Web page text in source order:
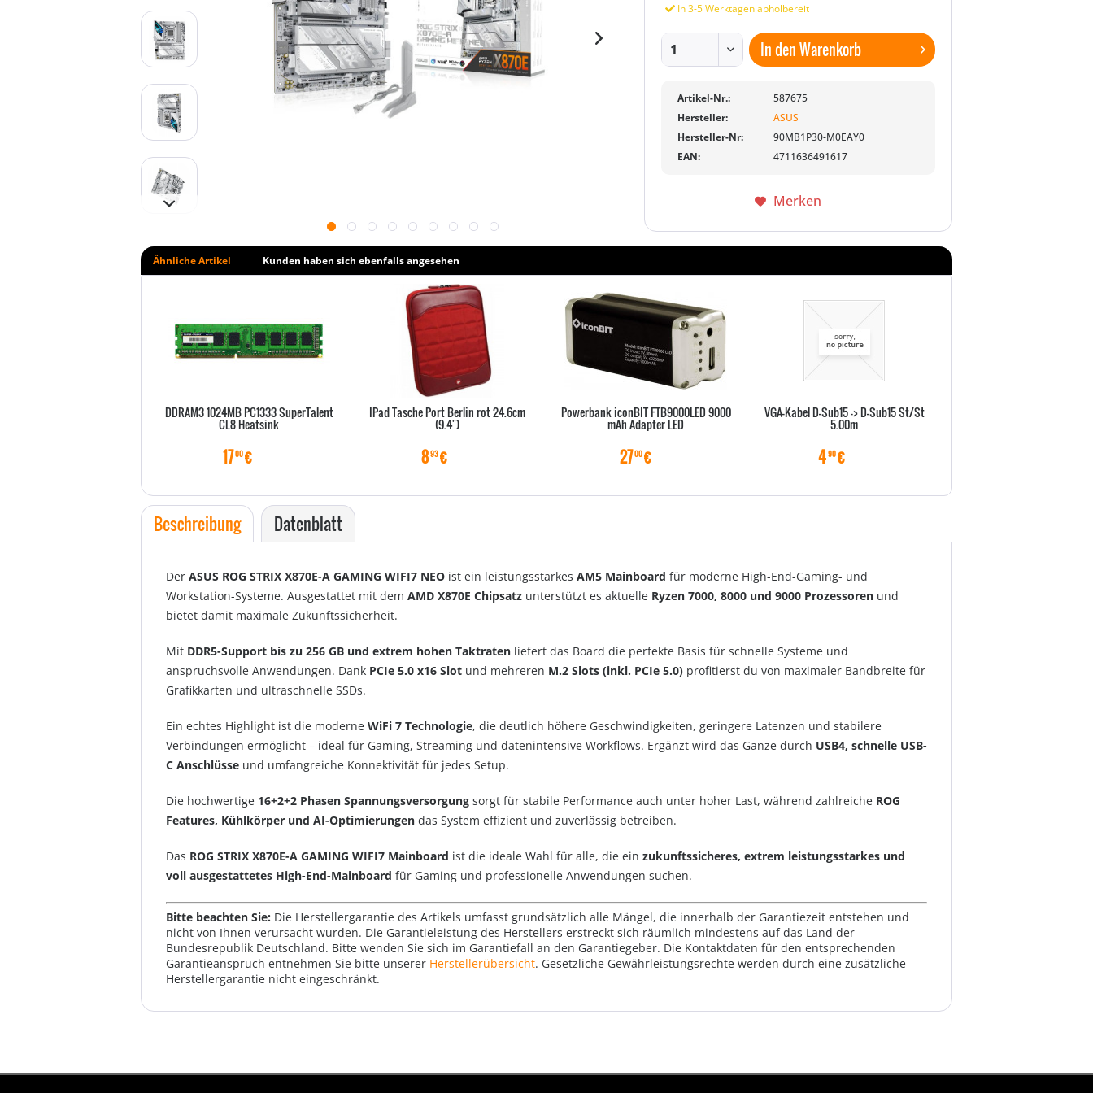
In 3-5 Werktagen abholbereit
In denWarenkorb
Artikel-Nr.:
587675
Hersteller:
ASUS
Hersteller-Nr:
90MB1P30-M0EAY0
EAN:
4711636491617
Merken
Ähnliche Artikel Kunden haben sich ebenfalls angesehen
DDRAM3 1024MB PC1333 SuperTalent
CL8 Heatsink
1700€
IPad Tasche Port Berlin rot 24.6cm
(9.4")
893€
Powerbank iconBIT FTB9000LED 9000
mAh Adapter LED
2700€
VGA-Kabel D-Sub15 -> D-Sub15 St/St
5.00m
490€
Beschreibung Datenblatt
Der ASUS ROG STRIX X870E-A GAMING WIFI7 NEO ist ein leistungsstarkes AM5 Mainboard für moderne High-End-Gaming- und
Workstation-Systeme. Ausgestattet mit dem AMD X870E Chipsatz unterstützt es aktuelle Ryzen 7000, 8000 und 9000 Prozessoren und
bietet damit maximale Zukunftssicherheit.
Mit DDR5-Support bis zu 256 GB und extrem hohen Taktraten liefert das Board die perfekte Basis für schnelle Systeme und
anspruchsvolle Anwendungen. Dank PCIe 5.0 x16 Slot und mehreren M.2 Slots (inkl. PCIe 5.0) profitierst du von maximaler Bandbreite für
Grafikkarten und ultraschnelle SSDs.
Ein echtes Highlight ist die moderne WiFi 7 Technologie, die deutlich höhere Geschwindigkeiten, geringere Latenzen und stabilere
Verbindungen ermöglicht – ideal für Gaming, Streaming und datenintensive Workflows. Ergänzt wird das Ganze durch USB4, schnelle USB-
C Anschlüsse und umfangreiche Konnektivität für jedes Setup.
Die hochwertige 16+2+2 Phasen Spannungsversorgung sorgt für stabile Performance auch unter hoher Last, während zahlreiche ROG
Features, Kühlkörper und AI-Optimierungen das System effizient und zuverlässig betreiben.
Das ROG STRIX X870E-A GAMING WIFI7 Mainboard ist die ideale Wahl für alle, die ein zukunftssicheres, extrem leistungsstarkes und
voll ausgestattetes High-End-Mainboard für Gaming und professionelle Anwendungen suchen.
Bitte beachten Sie: Die Herstellergarantie des Artikels umfasst grundsätzlich alle Mängel, die innerhalb der Garantiezeit entstehen und
nicht von Ihnen verursacht wurden. Die Garantieleistung des Herstellers erstreckt sich räumlich mindestens auf das Land der
Bundesrepublik Deutschland. Bitte wenden Sie sich im Garantiefall an den Garantiegeber. Die Kontaktdaten für den entsprechenden
Garantieanspruch entnehmen Sie bitte unserer Herstellerübersicht. Gesetzliche Gewährleistungsrechte werden durch eine zusätzliche
Herstellergarantie nicht eingeschränkt.